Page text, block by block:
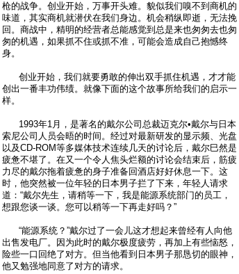
枪的战争。创业开始，万事开头难。貌似我们嗅不到商机的
味道，其实商机就潜伏在我们身边。机会稍纵即逝，无法挽
回。商战中，精明的经营者总能感觉到总是来也匆匆去也匆
匆的机遇，如果抓不住或抓不准，可能会造成自己抱憾终
身。
创业开始，我们就要勇敢的伸出双手抓住机遇，才才能
创出一番丰功伟绩。就像下面的这个故事所给我们的启示一
样。
1993年1月，是著名的戴尔公司总裁迈克尔•戴尔与日本
索尼公司人员会晤的时间。经过对最新研发的显示频、光盘
以及CD-ROM等多媒体技术连续几天的讨论后，戴尔巳然是
疲惫不堪了。在又一个令人焦头烂额的讨论会结束后，筋疲
力尽的戴尔拖着疲惫的身子准备回酒店好好休息一下。这
时，他突然被一位年轻的日本男子拦了下来，年轻人请求
道：“戴尔先生，请稍等一下，我是能源系统部门的员工，
想跟您谈一谈。您可以稍等一下再走好吗？”
“能源系统？”戴尔过了一会儿这才想起来曾经有人向他
出售发电厂。因为此时的戴尔极度疲劳，再加上有些恼怒，
险些一口回绝了对方。但当他看到日本男子那恳切的眼神，
他又勉强地同意了对方的请求。